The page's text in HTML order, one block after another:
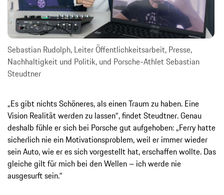
Sebastian Rudolph, Leiter Öffentlichkeitsarbeit, Presse,
Nachhaltigkeit und Politik, und Porsche-Athlet Sebastian
Steudtner
„Es gibt nichts Schöneres, als einen Traum zu haben. Eine
Vision Realität werden zu lassen“, findet Steudtner. Genau
deshalb fühle er sich bei Porsche gut aufgehoben: „Ferry hatte
sicherlich nie ein Motivationsproblem, weil er immer wieder
sein Auto, wie er es sich vorgestellt hat, erschaffen wollte. Das
gleiche gilt für mich bei den Wellen – ich werde nie
ausgesurft sein.“